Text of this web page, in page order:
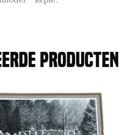
producten